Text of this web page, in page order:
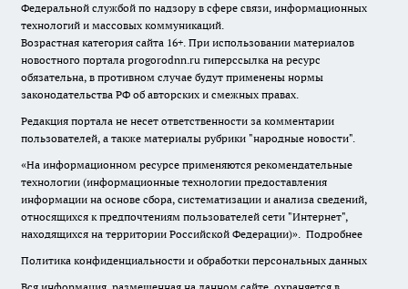
Федеральной службой по надзору в сфере связи, информационных
технологий и массовых коммуникаций.
Возрастная категория сайта 16+. При использовании материалов
новостного портала progorodnn.ru гиперссылка на ресурс
обязательна, в противном случае будут применены нормы
законодательства РФ об авторских и смежных правах.
Редакция портала не несет ответственности за комментарии
пользователей, а также материалы рубрики "народные новости".
«На информационном ресурсе применяются рекомендательные
технологии (информационные технологии предоставления
информации на основе сбора, систематизации и анализа сведений,
относящихся к предпочтениям пользователей сети "Интернет",
находящихся на территории Российской Федерации)». Подробнее
Политика конфиденциальности и обработки персональных данных